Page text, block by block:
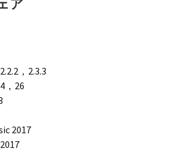
ア
，2.3.3
，26
2017